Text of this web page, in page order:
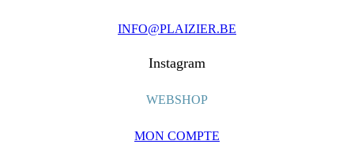
INFO@PLAIZIER.BE
Instagram
WEBSHOP
MON COMPTE